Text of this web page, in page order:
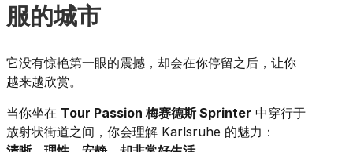
服的城市
它没有惊艳第一眼的震撼，却会在你停留之后，让你
越来越欣赏。
当你坐在 Tour Passion 梅赛德斯 Sprinter 中穿行于
放射状街道之间，你会理解 Karlsruhe 的魅力：